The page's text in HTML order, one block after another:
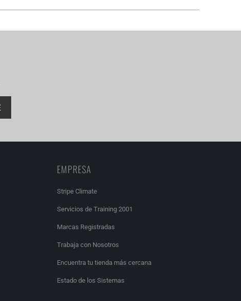
EMPRESA
Stripe Climate
Servicios de Training 2001
Marcas Registradas
Trabaja con Nosotros
Encuentra tu tienda más cercana
Estado de los Sistemas